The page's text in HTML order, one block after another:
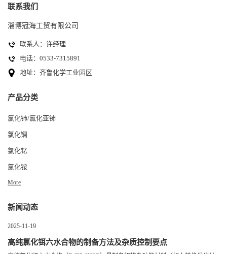
联系我们
淄博冠海工贸有限公司
联系人：许经理
电话：0533-7315891
地址：齐鲁化学工业园区
产品分类
氯化铈/氯化亚铈
氯化镧
氯化钇
氯化铵
More
新闻动态
2025-11-19
高纯氯化铒六水合物的制备方法及杂质控制要点